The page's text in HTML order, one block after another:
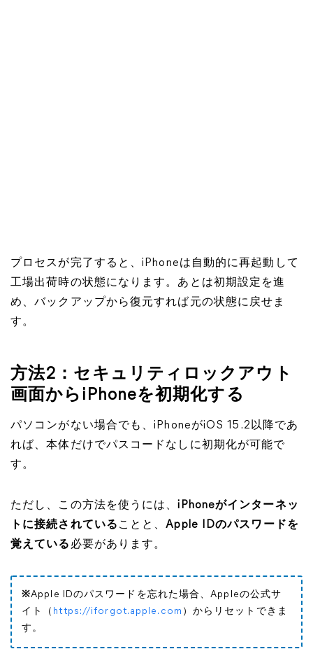
プロセスが完了すると、iPhoneは自動的に再起動して
工場出荷時の状態になります。あとは初期設定を進
め、バックアップから復元すれば元の状態に戻せま
す。
方法2：セキュリティロックアウト
画面からiPhoneを初期化する
パソコンがない場合でも、iPhoneがiOS 15.2以降であ
れば、本体だけでパスコードなしに初期化が可能で
す。
ただし、この方法を使うには、iPhoneがインターネッ
トに接続されている ことと、Apple IDのパスワードを
覚えている 必要があります。
※Apple IDのパスワードを忘れた場合、Appleの公式サ
イト（ https://iforgot.apple.com ）からリセットできま
す。